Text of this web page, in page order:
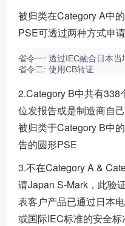
被归类在Category A中
PSE可透过两种方式申请
省令一: 透过IEC融合日本当
省令二: 使用CB转证
2.Category B中共有338
位发报告或是制造商自
被归类于Category B中
告的圆形PSE
3.不在Category A &
请Japan S-Mark，此验
表客户产品已通过日本
或国际IEC标准的安全标